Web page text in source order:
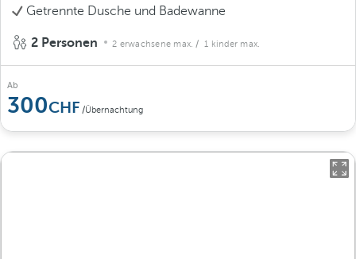
Getrennte Dusche und Badewanne
2 Personen 2 erwachsene max. / 1 kinder max.
Ab
300 /Übernachtung